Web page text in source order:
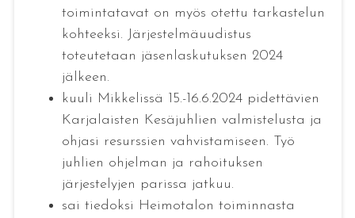
toimintatavat on myös otettu tarkastelun
kohteeksi. Järjestelmäuudistus
toteutetaan jäsenlaskutuksen 2024
jälkeen.
kuuli Mikkelissä 15.-16.6.2024 pidettävien
Karjalaisten Kesäjuhlien valmistelusta ja
ohjasi resurssien vahvistamiseen. Työ
juhlien ohjelman ja rahoituksen
järjestelyjen parissa jatkuu.
sai tiedoksi Heimotalon toiminnasta